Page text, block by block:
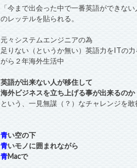
「今まで出会った中で一番英語ができない
のレッテルを貼られる。
元々システムエンジニアの為
足りない（というか無い）英語力をITの力
がら２年海外生活中
英語が出来ない人が移住して
海外ビジネスを立ち上げる事が出来るのか
という、一見無謀（？）なチャレンジを敢
青い空の下
青いモノに囲まれながら
青Macで